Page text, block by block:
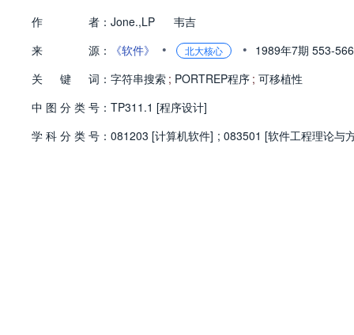
作 者： Jone.,LP
韦吉
来
源： 《软件》 • 北大核心 • 1989年7期 553-
关
键 词： 字符串搜索 ; PORTREP程序 ; 可移植性
中 图 分 类 号： TP311.1 [程序设计]
学 科 分 类 号： 081203 [计算机软件] ; 083501 [软件工程理论与